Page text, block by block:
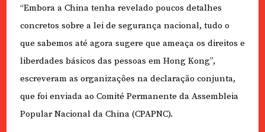
“Embora a China tenha revelado poucos detalhes
concretos sobre a lei de segurança nacional, tudo o
que sabemos até agora sugere que ameaça os direitos e
liberdades básicos das pessoas em Hong Kong”,
escreveram as organizações na declaração conjunta,
que foi enviada ao Comité Permanente da Assembleia
Popular Nacional da China (CPAPNC).